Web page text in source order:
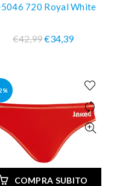
720 Royal White
€42,99€34,39
COMPRA SUBITO